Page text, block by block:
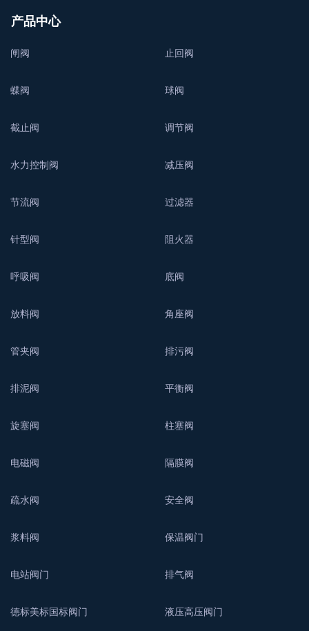
产品中心
闸阀 止回阀
蝶阀 球阀
截止阀 调节阀
水力控制阀 减压阀
节流阀 过滤器
针型阀 阻火器
呼吸阀 底阀
放料阀 角座阀
管夹阀 排污阀
排泥阀 平衡阀
旋塞阀 柱塞阀
电磁阀 隔膜阀
疏水阀 安全阀
浆料阀 保温阀门
电站阀门 排气阀
德标美标国标阀门 液压高压阀门